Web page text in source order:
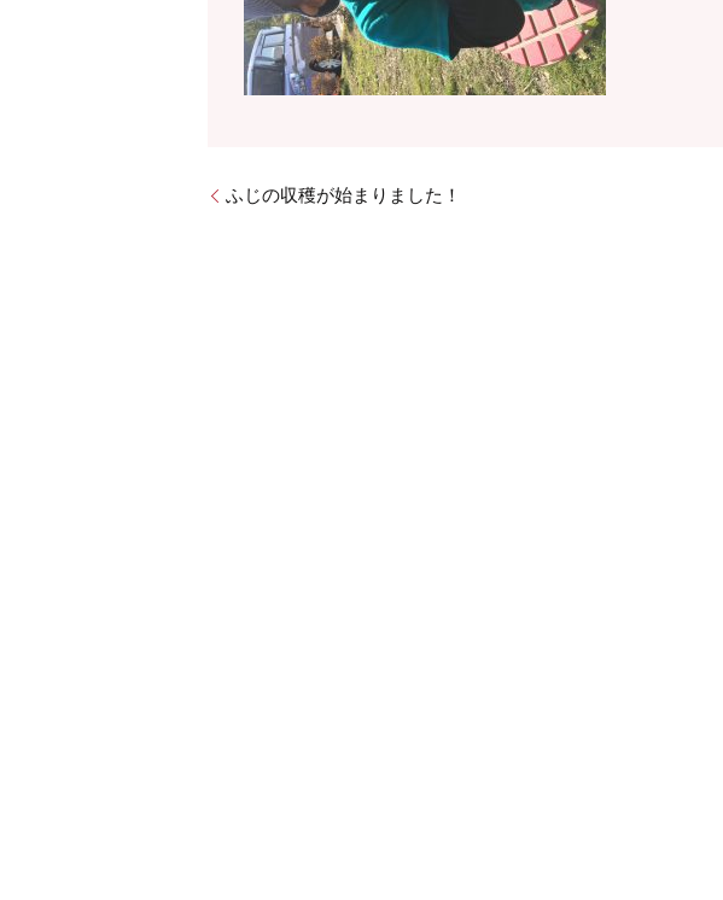
ふじの収穫が始まりました！